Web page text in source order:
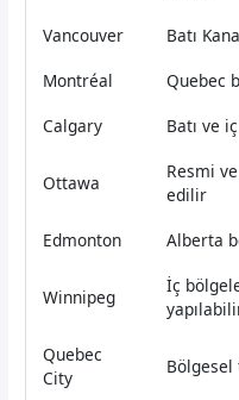
Vancouver
Batı
Montréal
Quebec
Calgary
Batı ve
Ottawa
Resmi
edilir
Edmonton
Alberta
Winnipeg
İç
Quebec
City